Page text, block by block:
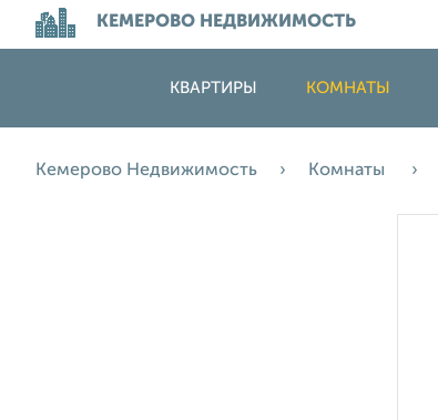
КЕМЕРОВО НЕДВИЖИМОСТЬ
КВАРТИРЫ КОМНАТЫ
Кемерово Недвижимость Комнаты